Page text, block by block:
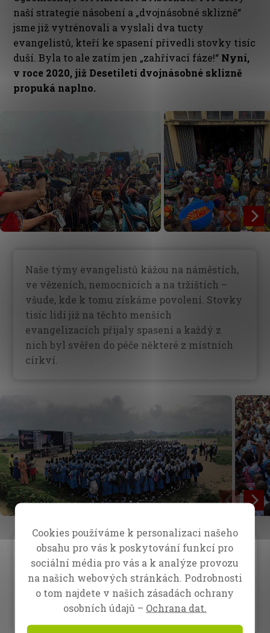
naší strategie násobení a „dvojnásobné sklizně“
jsme již vytrénovali a vyslali dva tucty
evangelistů, kteří ke spasení přivedli stovky tisíc
duší. Byla to ale zatím jen „zahřívací fáze!“ Nyní,
v roce 2020, již Desetiletí dvojnásobné sklizně
propuká naplno.
Naše týmy evangelistů kážou na náměstích,
ve vězeních, nemocnicích a na tržištích –
všude, kde k tomu získáme povolení. Stovky
tisíc lidí již na těchto menších
evangelizacích přijaly spasení a každý z
nich byl svěřen do péče některé z místních
církví.
Na afrických školách se v současné době
setkáváme s obrovskou otevřeností vůči
kázání evangelia. Mnoho tisíc vzácných
mladých lidí na našich školních
shromážděních vydalo své životy Ježíši.
Cookies používáme k personalizaci našeho
obsahu pro vás k poskytování funkcí pro
sociální média pro vás a k analýze provozu
na našich webových stránkách. Podrobnosti
o tom najdete v našich zásadách ochrany
osobních údajů – Ochrana dat.